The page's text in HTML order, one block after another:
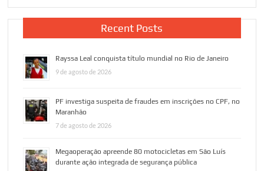
Recent Posts
Rayssa Leal conquista título mundial no Rio de Janeiro
9 de agosto de 2026
PF investiga suspeita de fraudes em inscrições no CPF, no
Maranhão
7 de agosto de 2026
Megaoperação apreende 80 motocicletas em São Luís
durante ação integrada de segurança pública